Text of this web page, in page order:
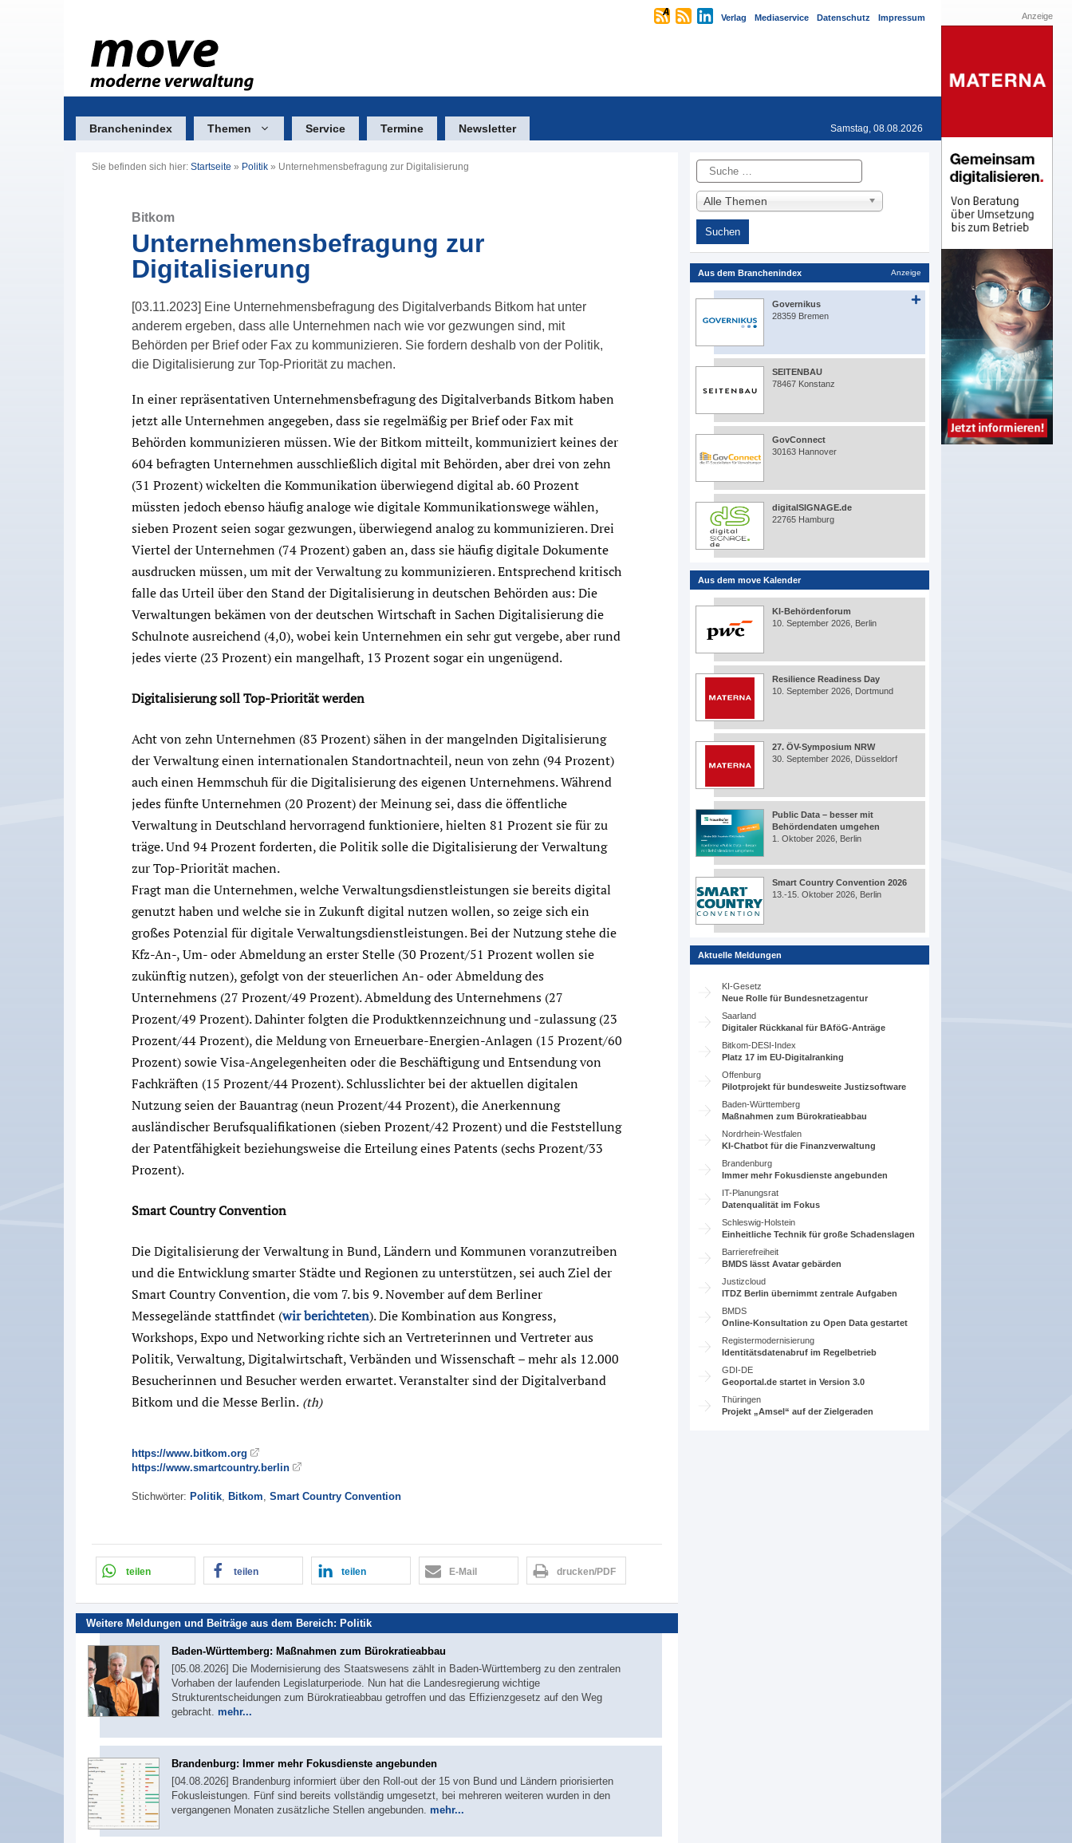
Verlag Mediaservice Datenschutz Impressum
Branchenindex Themen Service Termine Newsletter Samstag, 08.08.2026
Sie befinden sich hier: Startseite » Politik » Unternehmensbefragung zur Digitalisierung
Bitkom
Unternehmensbefragung zur
Digitalisierung
[03.11.2023] Eine Unternehmensbefragung des Digitalverbands Bitkom hat unter
anderem ergeben, dass alle Unternehmen nach wie vor gezwungen sind, mit
Behörden per Brief oder Fax zu kommunizieren. Sie fordern deshalb von der Politik,
die Digitalisierung zur Top-Priorität zu machen.
In einer repräsentativen Unternehmensbefragung des Digitalverbands Bitkom haben
jetzt alle Unternehmen angegeben, dass sie regelmäßig per Brief oder Fax mit
Behörden kommunizieren müssen. Wie der Bitkom mitteilt, kommuniziert keines der
604 befragten Unternehmen ausschließlich digital mit Behörden, aber drei von zehn
(31 Prozent) wickelten die Kommunikation überwiegend digital ab. 60 Prozent
müssten jedoch ebenso häufig analoge wie digitale Kommunikationswege wählen,
sieben Prozent seien sogar gezwungen, überwiegend analog zu kommunizieren. Drei
Viertel der Unternehmen (74 Prozent) gaben an, dass sie häufig digitale Dokumente
ausdrucken müssen, um mit der Verwaltung zu kommunizieren. Entsprechend kritisch
falle das Urteil über den Stand der Digitalisierung in deutschen Behörden aus: Die
Verwaltungen bekämen von der deutschen Wirtschaft in Sachen Digitalisierung die
Schulnote ausreichend (4,0), wobei kein Unternehmen ein sehr gut vergebe, aber rund
jedes vierte (23 Prozent) ein mangelhaft, 13 Prozent sogar ein ungenügend.
Digitalisierung soll Top-Priorität werden
Acht von zehn Unternehmen (83 Prozent) sähen in der mangelnden Digitalisierung
der Verwaltung einen internationalen Standortnachteil, neun von zehn (94 Prozent)
auch einen Hemmschuh für die Digitalisierung des eigenen Unternehmens. Während
jedes fünfte Unternehmen (20 Prozent) der Meinung sei, dass die öffentliche
Verwaltung in Deutschland hervorragend funktioniere, hielten 81 Prozent sie für zu
träge. Und 94 Prozent forderten, die Politik solle die Digitalisierung der Verwaltung
zur Top-Priorität machen.
Fragt man die Unternehmen, welche Verwaltungsdienstleistungen sie bereits digital
genutzt haben und welche sie in Zukunft digital nutzen wollen, so zeige sich ein
großes Potenzial für digitale Verwaltungsdienstleistungen. Bei der Nutzung stehe die
Kfz-An-, Um- oder Abmeldung an erster Stelle (30 Prozent/51 Prozent wollen sie
zukünftig nutzen), gefolgt von der steuerlichen An- oder Abmeldung des
Unternehmens (27 Prozent/49 Prozent). Abmeldung des Unternehmens (27
Prozent/49 Prozent). Dahinter folgten die Produktkennzeichnung und -zulassung (23
Prozent/44 Prozent), die Meldung von Erneuerbare-Energien-Anlagen (15 Prozent/60
Prozent) sowie Visa-Angelegenheiten oder die Beschäftigung und Entsendung von
Fachkräften (15 Prozent/44 Prozent). Schlusslichter bei der aktuellen digitalen
Nutzung seien der Bauantrag (neun Prozent/44 Prozent), die Anerkennung
ausländischer Berufsqualifikationen (sieben Prozent/42 Prozent) und die Feststellung
der Patentfähigkeit beziehungsweise die Erteilung eines Patents (sechs Prozent/33
Prozent).
Smart Country Convention
Die Digitalisierung der Verwaltung in Bund, Ländern und Kommunen voranzutreiben
und die Entwicklung smarter Städte und Regionen zu unterstützen, sei auch Ziel der
Smart Country Convention, die vom 7. bis 9. November auf dem Berliner
Messegelände stattfindet (wir berichteten). Die Kombination aus Kongress,
Workshops, Expo und Networking richte sich an Vertreterinnen und Vertreter aus
Politik, Verwaltung, Digitalwirtschaft, Verbänden und Wissenschaft – mehr als 12.000
Besucherinnen und Besucher werden erwartet. Veranstalter sind der Digitalverband
Bitkom und die Messe Berlin. (th)
https://www.bitkom.org
https://www.smartcountry.berlin
Stichwörter: Politik, Bitkom, Smart Country Convention
teilen teilen teilen E-Mail drucken/PDF
Weitere Meldungen und Beiträge aus dem Bereich: Politik
Baden-Württemberg: Maßnahmen zum Bürokratieabbau
[05.08.2026] Die Modernisierung des Staatswesens zählt in Baden-Württemberg zu den zentralen
Vorhaben der laufenden Legislaturperiode. Nun hat die Landesregierung wichtige
Strukturentscheidungen zum Bürokratieabbau getroffen und das Effizienzgesetz auf den Weg
gebracht. mehr...
Brandenburg: Immer mehr Fokusdienste angebunden
[04.08.2026] Brandenburg informiert über den Roll-out der 15 von Bund und Ländern priorisierten
Fokusleistungen. Fünf sind bereits vollständig umgesetzt, bei mehreren weiteren wurden in den
vergangenen Monaten zusätzliche Stellen angebunden. mehr...
Suche
Alle Themen
Aus dem Branchenindex Anzeige
Governikus
28359 Bremen
SEITENBAU
78467 Konstanz
GovConnect
30163 Hannover
digitalSIGNAGE.de
22765 Hamburg
Aus dem move Kalender
KI-Behördenforum
10. September 2026, Berlin
Resilience Readiness Day
10. September 2026, Dortmund
27. ÖV-Symposium NRW
30. September 2026, Düsseldorf
Public Data – besser mit
Behördendaten umgehen
1. Oktober 2026, Berlin
Smart Country Convention 2026
13.-15. Oktober 2026, Berlin
Aktuelle Meldungen
KI-Gesetz
Neue Rolle für Bundesnetzagentur
Saarland
Digitaler Rückkanal für BAföG-Anträge
Bitkom-DESI-Index
Platz 17 im EU-Digitalranking
Offenburg
Pilotprojekt für bundesweite Justizsoftware
Baden-Württemberg
Maßnahmen zum Bürokratieabbau
Nordrhein-Westfalen
KI-Chatbot für die Finanzverwaltung
Brandenburg
Immer mehr Fokusdienste angebunden
IT-Planungsrat
Datenqualität im Fokus
Schleswig-Holstein
Einheitliche Technik für große Schadenslagen
Barrierefreiheit
BMDS lässt Avatar gebärden
Justizcloud
ITDZ Berlin übernimmt zentrale Aufgaben
BMDS
Online-Konsultation zu Open Data gestartet
Registermodernisierung
Identitätsdatenabruf im Regelbetrieb
GDI-DE
Geoportal.de startet in Version 3.0
Thüringen
Projekt „Amsel“ auf der Zielgeraden
Anzeige